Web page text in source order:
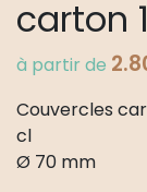
carton
à partir de
Couvercles
cl
Ø 70 mm